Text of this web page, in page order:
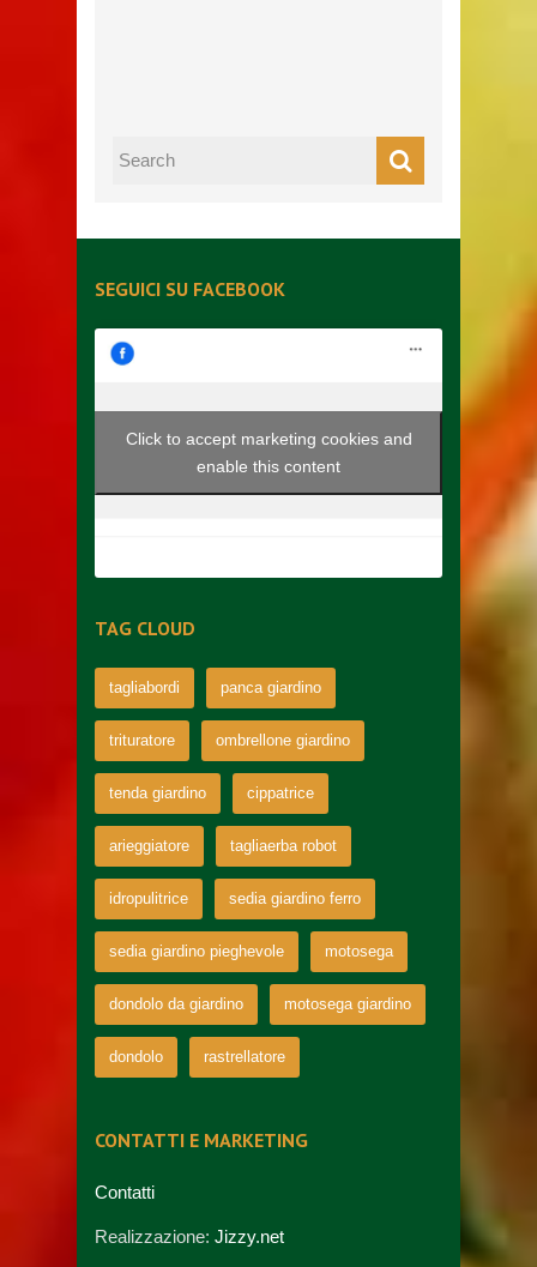
SEGUICI SU FACEBOOK
Click to accept marketing cookies and
enable this content
TAG CLOUD
tagliabordi panca giardino
trituratore ombrellone giardino
tenda giardino cippatrice
arieggiatore tagliaerba robot
idropulitrice sedia giardino ferro
sedia giardino pieghevole motosega
dondolo da giardino motosega giardino
dondolo rastrellatore
CONTATTI E MARKETING
Contatti
Realizzazione: Jizzy.net